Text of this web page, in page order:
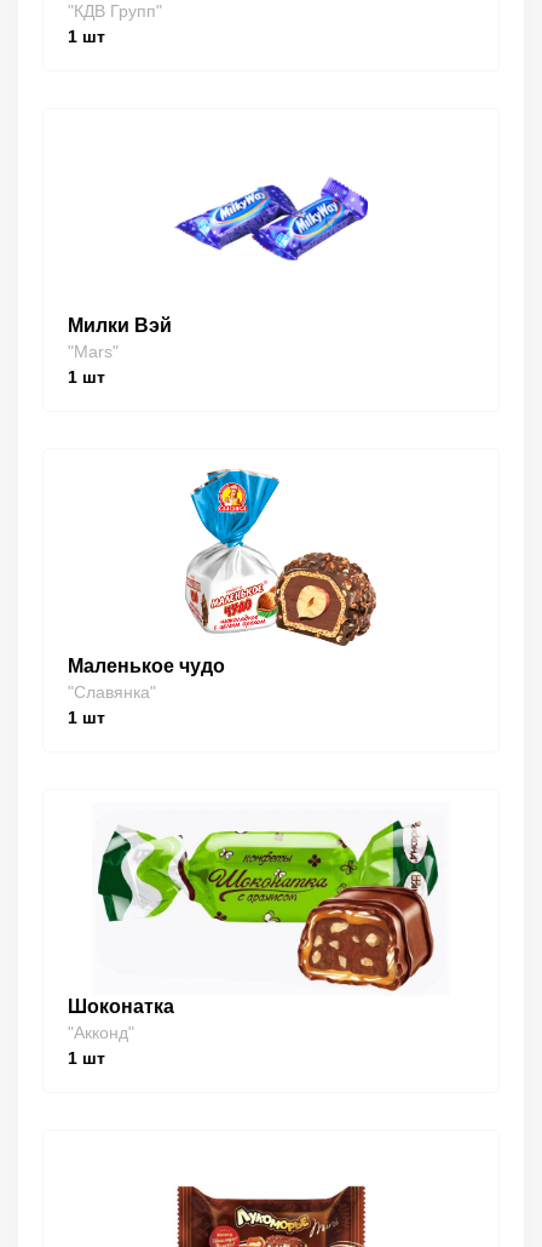
"КДВ Групп"
1 шт
Милки Вэй
"Mars"
1 шт
Маленькое чудо
"Славянка"
1 шт
Шоконатка
"Акконд"
1 шт